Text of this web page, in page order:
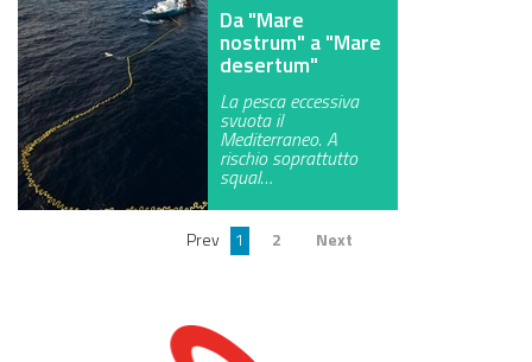
Da "Mare
nostrum" a "Mare
desertum"
La pesca eccessiva
svuota il
Mediterraneo. A
rischio soprattutto
squal…
Prev 1 2 Next